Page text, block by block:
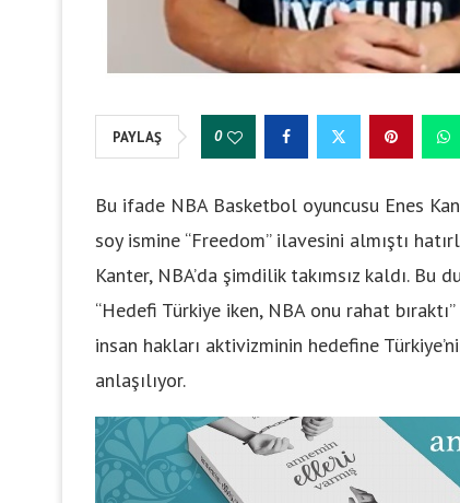
PAYLAŞ 0
Bu ifade NBA Basketbol oyuncusu Enes
soy ismine “Freedom” ilavesini almıştı
Kanter, NBA’da şimdilik takımsız kaldı.
“Hedefi Türkiye iken, NBA onu rahat
insan hakları aktivizminin hedefine
anlaşılıyor.